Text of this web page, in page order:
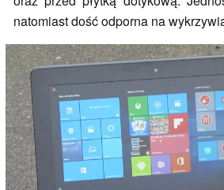
natomiast dość odporna na